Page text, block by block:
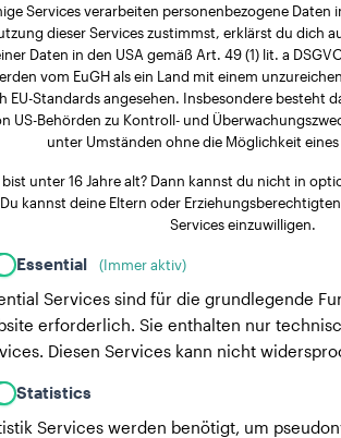
Services verarbeiten personenbezogene Daten
dieser Services zustimmst, erklärst du dich
Daten in den USA gemäß Art. 49 (1) lit. a
vom EuGH als ein Land mit einem
EU-Standards angesehen. Insbesondere besteht
US-Behörden zu Kontroll- und
unter Umständen ohne die Möglichkeit eines
bist unter 16 Jahre alt? Dann kannst du nicht in
Du kannst deine Eltern oder
Services einzuwilligen.
Essential (Immer aktiv)
Services sind für die grundlegende
erforderlich. Sie enthalten nur
Diesen Services kann nicht
Statistics
Services werden benötigt, um